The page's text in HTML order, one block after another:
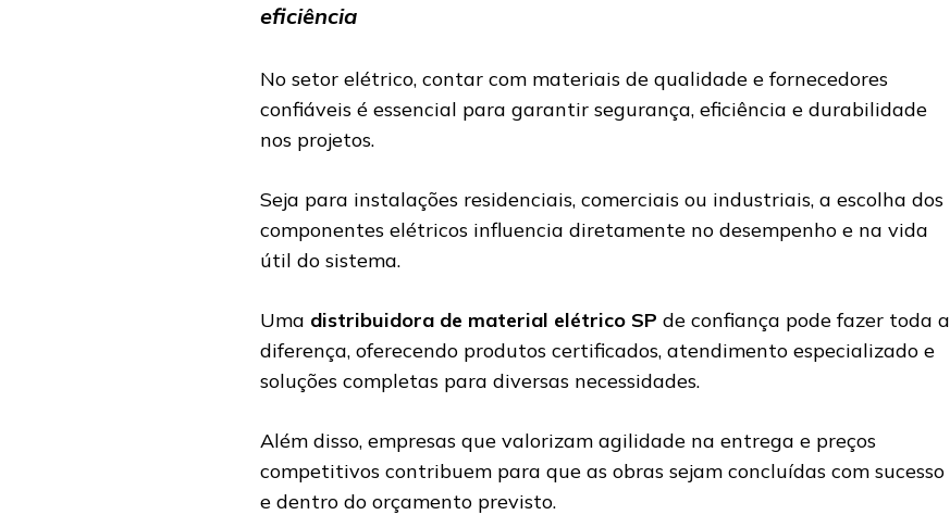
eficiência
No setor elétrico, contar com materiais de qualidade e fornecedores
confiáveis é essencial para garantir segurança, eficiência e durabilidade
nos projetos.
Seja para instalações residenciais, comerciais ou industriais, a escolha dos
componentes elétricos influencia diretamente no desempenho e na vida
útil do sistema.
Uma distribuidora de material elétrico SP de confiança pode fazer toda a
diferença, oferecendo produtos certificados, atendimento especializado e
soluções completas para diversas necessidades.
Além disso, empresas que valorizam agilidade na entrega e preços
competitivos contribuem para que as obras sejam concluídas com sucesso
e dentro do orçamento previsto.